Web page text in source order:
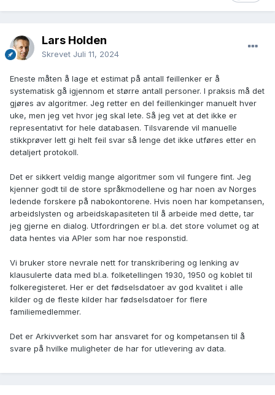
Lars Holden
Skrevet Juli 11, 2024
Eneste måten å lage et estimat på antall feillenker er å
systematisk gå igjennom et større antall personer. I praksis må det
gjøres av algoritmer. Jeg retter en del feillenkinger manuelt hver
uke, men jeg vet hvor jeg skal lete. Så jeg vet at det ikke er
representativt for hele databasen. Tilsvarende vil manuelle
stikkprøver lett gi helt feil svar så lenge det ikke utføres etter en
detaljert protokoll.
Det er sikkert veldig mange algoritmer som vil fungere fint. Jeg
kjenner godt til de store språkmodellene og har noen av Norges
ledende forskere på nabokontorene. Hvis noen har kompetansen,
arbeidslysten og arbeidskapasiteten til å arbeide med dette, tar
jeg gjerne en dialog. Utfordringen er bl.a. det store volumet og at
data hentes via APIer som har noe responstid.
Vi bruker store nevrale nett for transkribering og lenking av
klausulerte data med bl.a. folketellingen 1930, 1950 og koblet til
folkeregisteret. Her er det fødselsdatoer av god kvalitet i alle
kilder og de fleste kilder har fødselsdatoer for flere
familiemedlemmer.
Det er Arkivverket som har ansvaret for og kompetansen til å
svare på hvilke muligheter de har for utlevering av data.